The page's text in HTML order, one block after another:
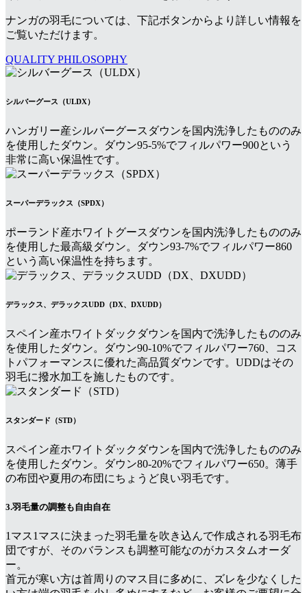
ナンガの羽毛については、下記ボタンからより詳しい情報を
ご覧いただけます。
QUALITY PHILOSOPHY
シルバーグース（ULDX）
ハンガリー産シルバーグースダウンを国内洗浄したもののみ
を使用したダウン。ダウン95-5%でフィルパワー900という
非常に高い保温性です。
スーパーデラックス（SPDX）
ポーランド産ホワイトグースダウンを国内洗浄したもののみ
を使用した最高級ダウン。ダウン93-7%でフィルパワー860
という高い保温性を持ちます。
デラックス、デラックスUDD（DX、DXUDD）
スペイン産ホワイトダックダウンを国内で洗浄したもののみ
を使用したダウン。ダウン90-10%でフィルパワー760、コス
トパフォーマンスに優れた高品質ダウンです。UDDはその
羽毛に撥水加工を施したものです。
スタンダード（STD）
スペイン産ホワイトダックダウンを国内で洗浄したもののみ
を使用したダウン。ダウン80-20%でフィルパワー650。薄手
の布団や夏用の布団にちょうど良い羽毛です。
3.羽毛量の調整も自由自在
1マス1マスに決まった羽毛量を吹き込んで作成される羽毛布
団ですが、そのバランスも調整可能なのがカスタムオーダ
ー。
首元が寒い方は首周りのマス目に多めに、ズレを少なくした